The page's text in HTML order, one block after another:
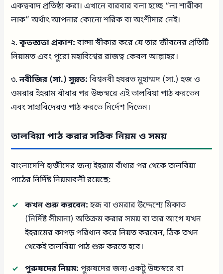
একত্ববাদ প্রতিষ্ঠা করা। এখানে বারবার বলা হচ্ছে “লা শারীকা
লাক” অর্থাৎ আপনার কোনো শরিক বা অংশীদার নেই।
২.কৃতজ্ঞতা প্রকাশ:বান্দা স্বীকার করে যে তার জীবনের প্রতিটি
নিয়ামত এবং পুরো মহাবিশ্বের রাজত্ব কেবল আল্লাহর।
৩.নবীজির (সা.) সুন্নত:বিশ্বনবী হযরত মুহাম্মদ (সা.) হজ ও
ওমরার ইহরাম বাঁধার পর উচ্চস্বরে এই তালবিয়া পাঠ করতেন
এবং সাহাবিদেরও পাঠ করতে নির্দেশ দিতেন।
তালবিয়া পাঠ করার সঠিক নিয়ম ও সময়
বাংলাদেশি হাজীদের জন্য ইহরাম বাঁধার পর থেকে তালবিয়া
পাঠের নির্দিষ্ট নিয়মাবলী রয়েছে:
কখন শুরু করবেন:হজ বা ওমরার উদ্দেশ্যে মিকাত
(নির্দিষ্ট সীমানা) অতিক্রম করার সময় বা তার আগে যখন
ইহরামের কাপড় পরিধান করে নিয়ত করবেন, ঠিক তখন
থেকেই তালবিয়া পাঠ শুরু করতে হবে।
পুরুষদের নিয়ম: পুরুষদের জন্য একটু উচ্চস্বরে বা